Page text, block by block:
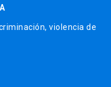
violencia de